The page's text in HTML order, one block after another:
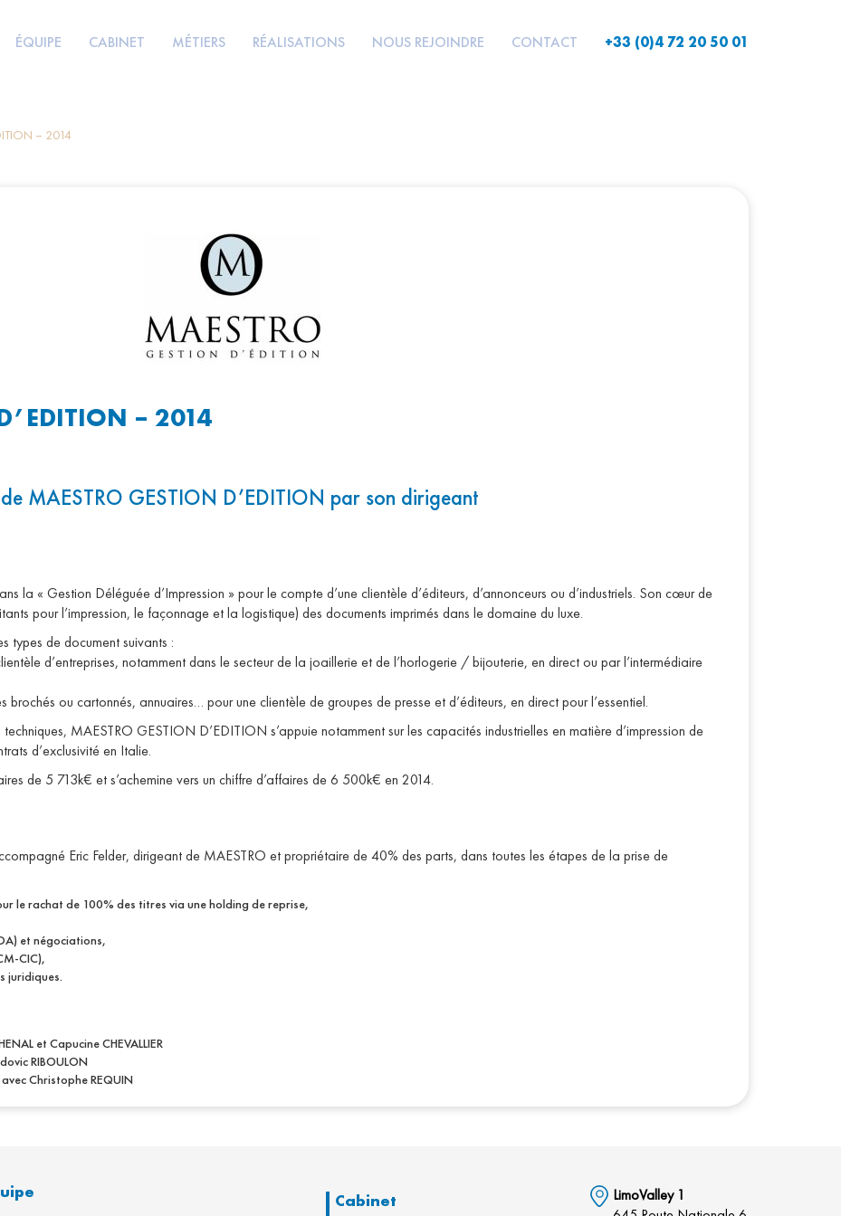
ÉQUIPE CABINET MÉTIERS RÉALISATIONS NOUS REJOINDRE CONTACT +33 (0)4 72 20 50 01
– 2014
– 2014
MAESTRO GESTION D’EDITION par son dirigeant
la « Gestion Déléguée d’Impression » pour le compte d’une clientèle d’éditeurs, d’annonceurs ou d’industriels. Son cœur de
pour l’impression, le façonnage et la logistique) des documents imprimés dans le domaine du luxe.
types de document suivants :
d’entreprises, notamment dans le secteur de la joaillerie et de l’horlogerie / bijouterie, en direct ou par l’intermédiaire
ou cartonnés, annuaires… pour une clientèle de groupes de presse et d’éditeurs, en direct pour l’essentiel.
MAESTRO GESTION D’EDITION s’appuie notamment sur les capacités industrielles en matière d’impression de
d’exclusivité en Italie.
de 5 713k€ et s’achemine vers un chiffre d’affaires de 6 500k€ en 2014.
Eric Felder, dirigeant de MAESTRO et propriétaire de 40% des parts, dans toutes les étapes de la prise de
le rachat de 100% des titres via une holding de reprise,
et négociations,
CIC),
juridiques.
et Capucine CHEVALLIER
RIBOULON
Christophe REQUIN
Cabinet
LimoValley 1